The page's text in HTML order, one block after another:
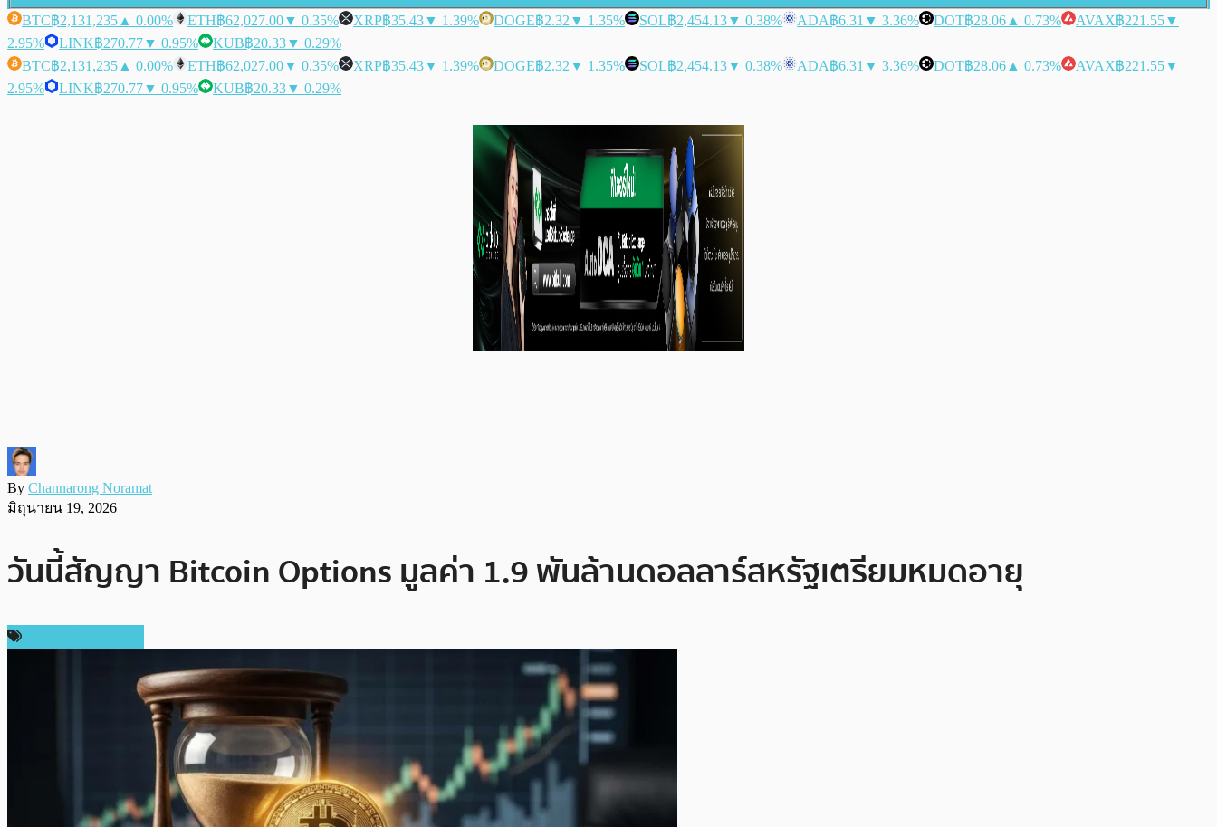
BTC฿2,131,235 ▲ 0.00% ETH฿62,027.00▼ 0.35% XRP฿35.43▼ 1.39% DOGE฿2.32 ▼ 1.35% SOL฿2,454.13▼ 0.38% ADA฿6.31 ▼ 3.36% DOT฿28.06 ▲ 0.73% AVAX฿221.55▼
2.95%
LINK฿270.77▼ 0.95% KUB฿20.33▼ 0.29%
BTC฿2,131,235 ▲ 0.00% ETH฿62,027.00▼ 0.35% XRP฿35.43▼ 1.39% DOGE฿2.32 ▼ 1.35% SOL฿2,454.13▼ 0.38% ADA฿6.31 ▼ 3.36% DOT฿28.06 ▲ 0.73% AVAX฿221.55▼
2.95%
LINK฿270.77▼ 0.95% KUB฿20.33▼ 0.29%
By Channarong Noramat
มิถุนายน 19, 2026
วันนี้สัญญา Bitcoin Options มูลค่า 1.9 พันล้านดอลลาร์สหรัฐเตรียมหมดอายุ